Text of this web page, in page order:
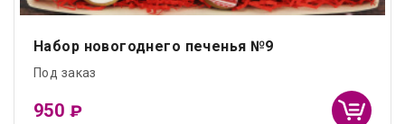
Набор новогоднего печенья №9
Под заказ
950 ₽